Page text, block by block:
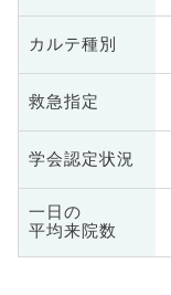
カルテ種別
救急指定
学会認定状況
一日の
平均来院数